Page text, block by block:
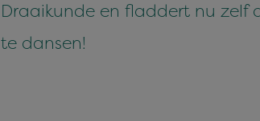
Draaikunde en fladdert nu zelf
te dansen!